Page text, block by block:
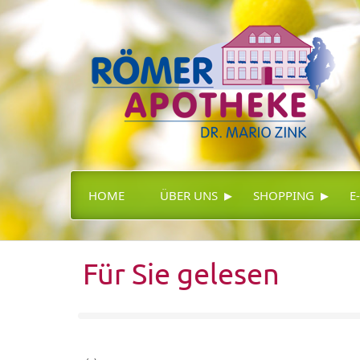
HOME ÜBER UNS ▸ SHOPPING ▸
Für Sie gelesen